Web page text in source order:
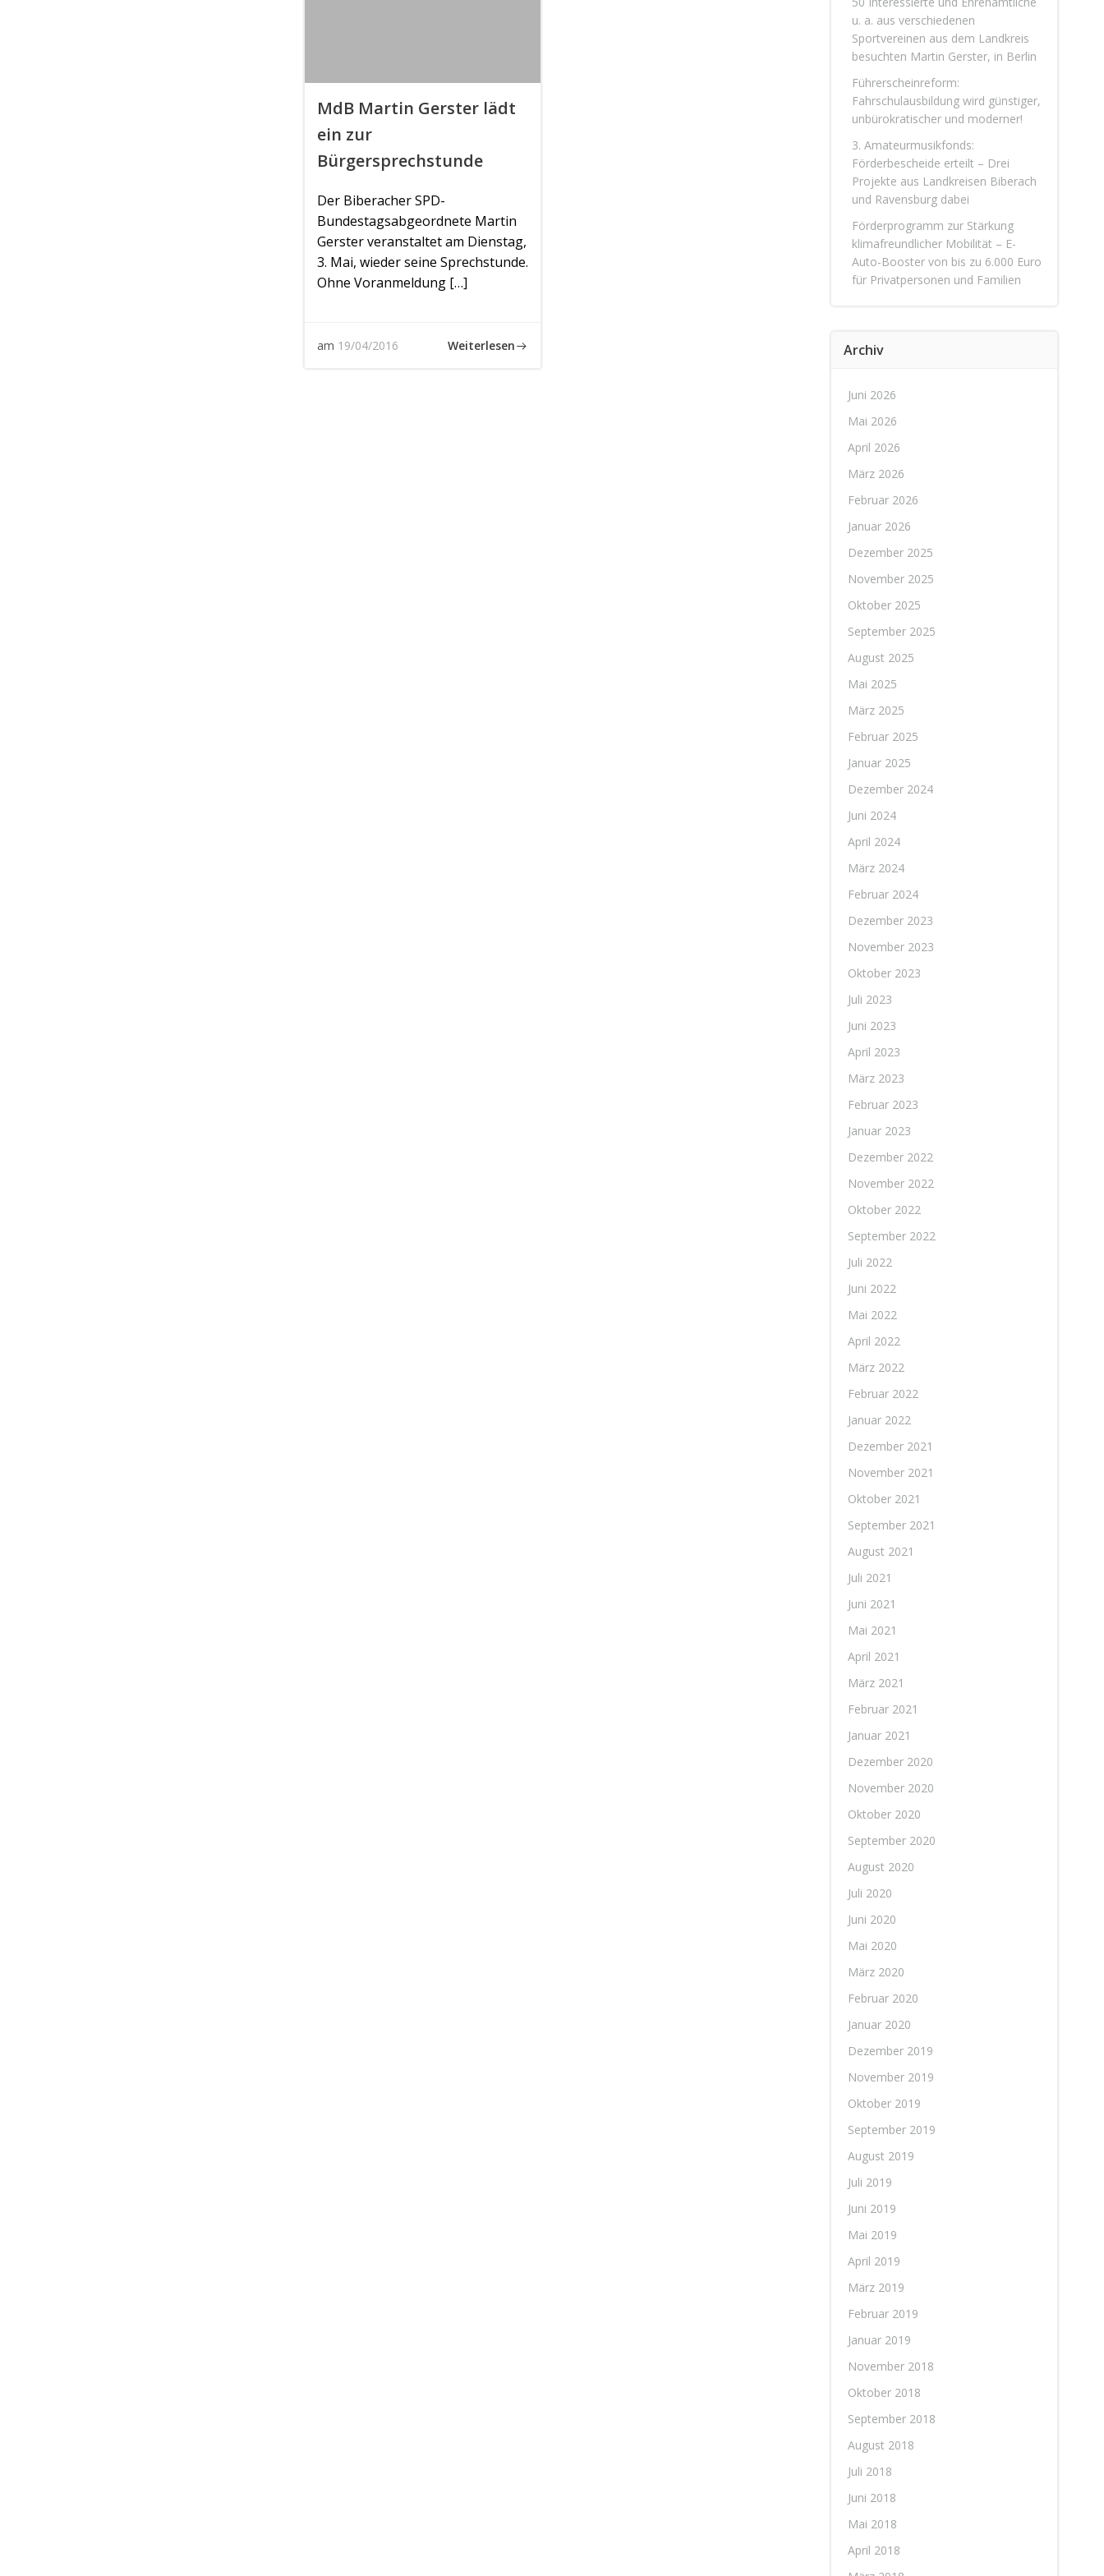
MdB Martin Gerster lädt
ein zur
Bürgersprechstunde
Der Biberacher SPD-
Bundestagsabgeordnete Martin
Gerster veranstaltet am Dienstag,
3. Mai, wieder seine Sprechstunde.
Ohne Voranmeldung […]
am 19/04/2016 Weiterlesen
u. a. aus verschiedenen
Sportvereinen aus dem Landkreis
besuchten Martin Gerster, in Berlin
Führerscheinreform:
Fahrschulausbildung wird günstiger,
unbürokratischer und moderner!
3. Amateurmusikfonds:
Förderbescheide erteilt – Drei
Projekte aus Landkreisen Biberach
und Ravensburg dabei
Förderprogramm zur Stärkung
klimafreundlicher Mobilität – E-
Auto-Booster von bis zu 6.000 Euro
für Privatpersonen und Familien
Archiv
Juni 2026
Mai 2026
April 2026
März 2026
Februar 2026
Januar 2026
Dezember 2025
November 2025
Oktober 2025
September 2025
August 2025
Mai 2025
März 2025
Februar 2025
Januar 2025
Dezember 2024
Juni 2024
April 2024
März 2024
Februar 2024
Dezember 2023
November 2023
Oktober 2023
Juli 2023
Juni 2023
April 2023
März 2023
Februar 2023
Januar 2023
Dezember 2022
November 2022
Oktober 2022
September 2022
Juli 2022
Juni 2022
Mai 2022
April 2022
März 2022
Februar 2022
Januar 2022
Dezember 2021
November 2021
Oktober 2021
September 2021
August 2021
Juli 2021
Juni 2021
Mai 2021
April 2021
März 2021
Februar 2021
Januar 2021
Dezember 2020
November 2020
Oktober 2020
September 2020
August 2020
Juli 2020
Juni 2020
Mai 2020
März 2020
Februar 2020
Januar 2020
Dezember 2019
November 2019
Oktober 2019
September 2019
August 2019
Juli 2019
Juni 2019
Mai 2019
April 2019
März 2019
Februar 2019
Januar 2019
November 2018
Oktober 2018
September 2018
August 2018
Juli 2018
Juni 2018
Mai 2018
April 2018